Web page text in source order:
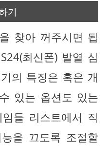
기
찾아 꺼주시면 됩
최신폰) 발열 심
의 특징은 혹은 개
있는 옵션도 있는
들 리스트에서 직
을 끄도록 조절할